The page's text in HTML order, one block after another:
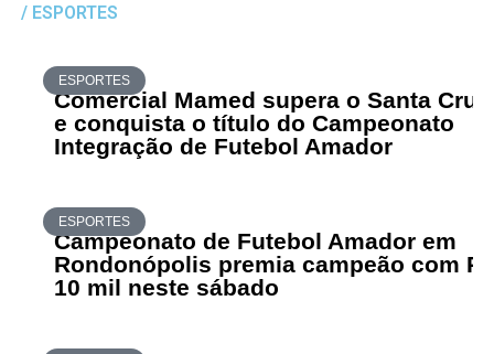
/ ESPORTES
ESPORTES
Comercial Mamed supera o Santa Cruz
e conquista o título do Campeonato
Integração de Futebol Amador
ESPORTES
Campeonato de Futebol Amador em
Rondonópolis premia campeão com
10 mil neste sábado